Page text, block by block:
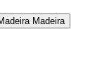
Madeira